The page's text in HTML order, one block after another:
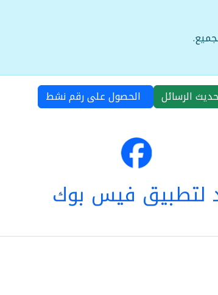
الرسائل الحصول على رقم نشط
لتطبيق فيس بوك